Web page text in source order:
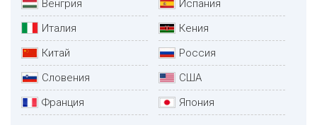
Венгрия
Испания
Италия
Кения
Китай
Россия
Словения
США
Франция
Япония